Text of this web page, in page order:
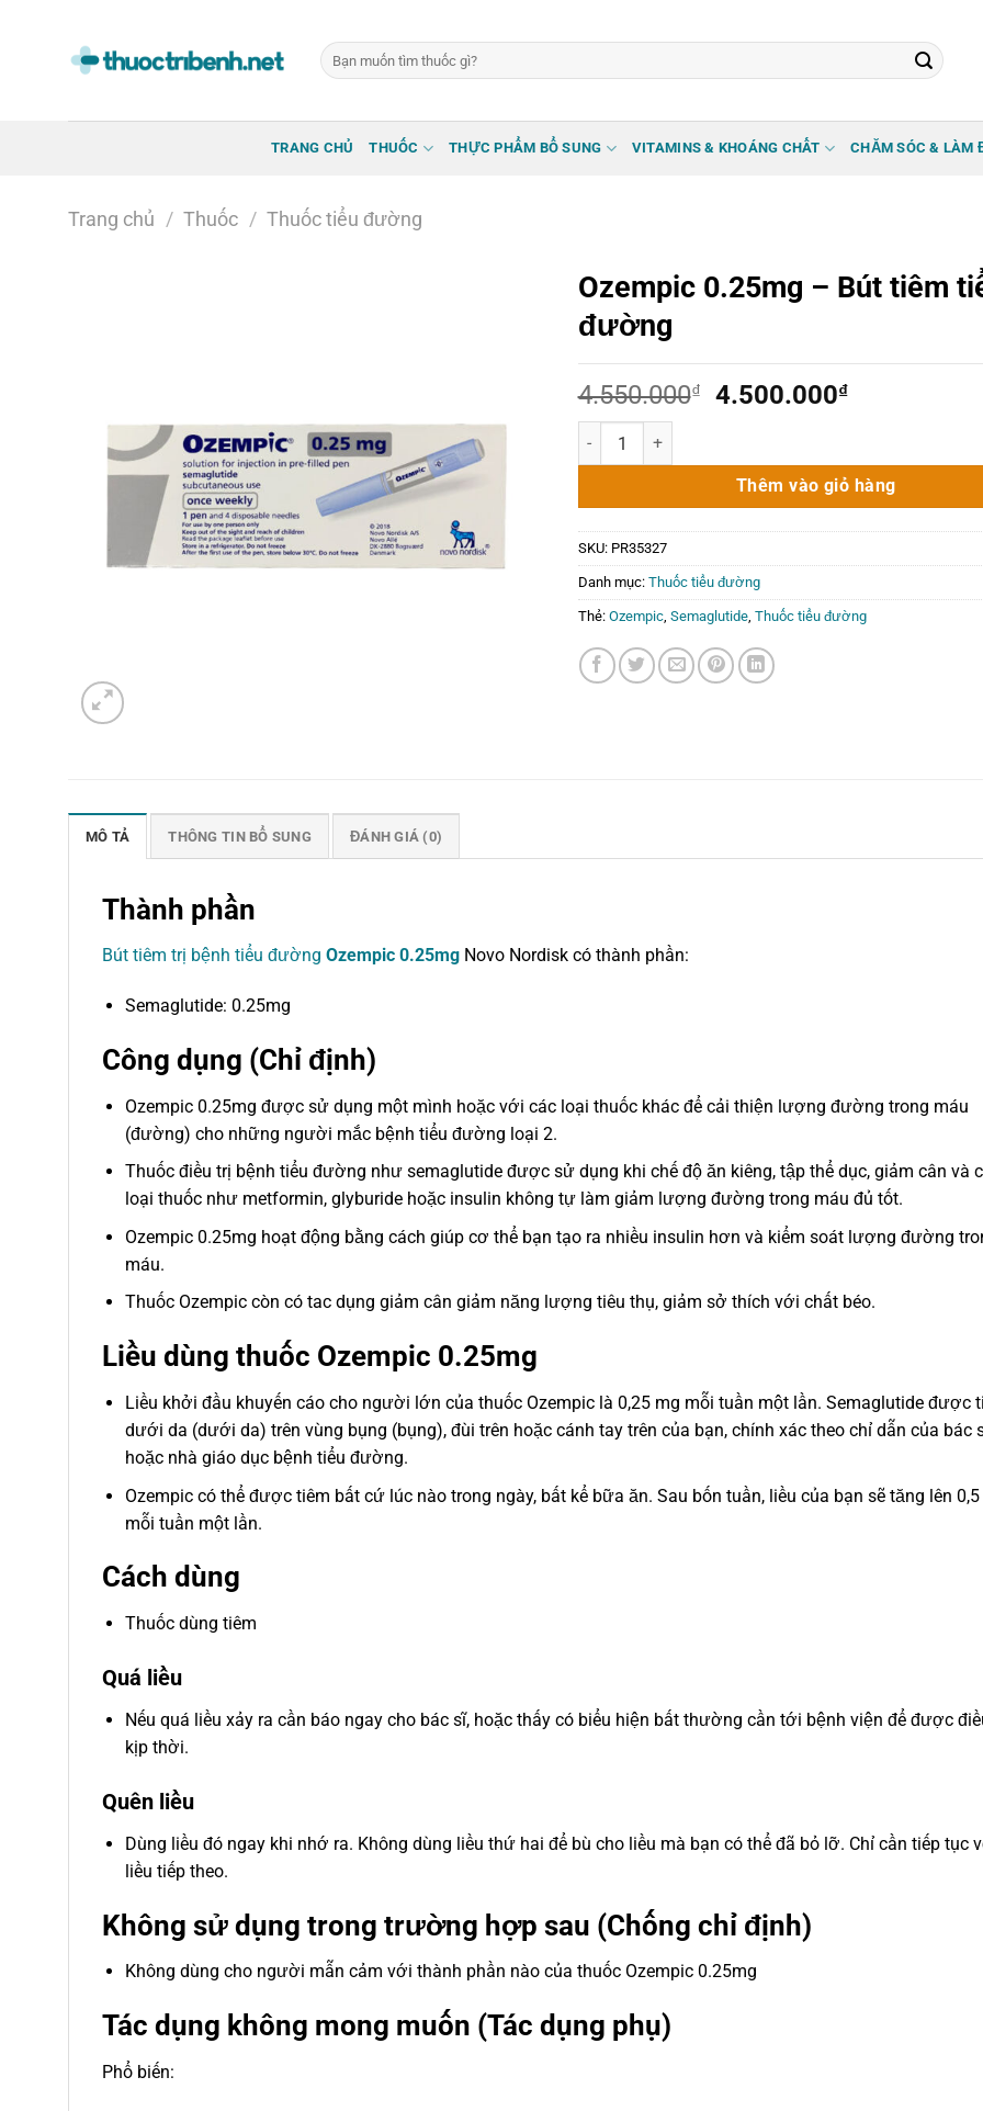
Tìm
kiếm:
TRANG CHỦ THUỐC THỰC PHẨM BỔ SUNG VITAMINS & KHOÁNG CHẤT CHĂM SÓC & LÀM
Trang chủ / Thuốc / Thuốc tiểu đường
Ozempic 0.25mg – Bút tiêm
đường
4.550.000₫
Giá
4.550.000₫.
4.500.000₫Giá
là:
4.500.000₫.
Ozempic 0.25mg – Bút tiêm tiểu đường số lượng
Thêm vào giỏ hàng
SKU: PR35327
Danh mục: Thuốc tiểu đường
Thẻ: Ozempic, Semaglutide, Thuốc tiểu đường
MÔ TẢ THÔNG TIN BỔ SUNG ĐÁNH GIÁ (0)
Thành phần
Bút tiêm trị bệnh tiểu đường Ozempic 0.25mg Novo Nordisk có thành phần:
Semaglutide: 0.25mg
Công dụng (Chỉ định)
Ozempic 0.25mg được sử dụng một mình hoặc với các loại thuốc khác để cải thiện lượng đường trong máu
(đường) cho những người mắc bệnh tiểu đường loại 2.
Thuốc điều trị bệnh tiểu đường như semaglutide được sử dụng khi chế độ ăn kiêng, tập thể dục, giảm cân và
loại thuốc như metformin, glyburide hoặc insulin không tự làm giảm lượng đường trong máu đủ tốt.
Ozempic 0.25mg hoạt động bằng cách giúp cơ thể bạn tạo ra nhiều insulin hơn và kiểm soát lượng đường
máu.
Thuốc Ozempic còn có tac dụng giảm cân giảm năng lượng tiêu thụ, giảm sở thích với chất béo.
Liều dùng thuốc Ozempic 0.25mg
Liều khởi đầu khuyến cáo cho người lớn của thuốc Ozempic là 0,25 mg mỗi tuần một lần. Semaglutide được
dưới da (dưới da) trên vùng bụng (bụng), đùi trên hoặc cánh tay trên của bạn, chính xác theo chỉ dẫn của bác
hoặc nhà giáo dục bệnh tiểu đường.
Ozempic có thể được tiêm bất cứ lúc nào trong ngày, bất kể bữa ăn. Sau bốn tuần, liều của bạn sẽ tăng lên 0,5
mỗi tuần một lần.
Cách dùng
Thuốc dùng tiêm
Quá liều
Nếu quá liều xảy ra cần báo ngay cho bác sĩ, hoặc thấy có biểu hiện bất thường cần tới bệnh viện để được
kịp thời.
Quên liều
Dùng liều đó ngay khi nhớ ra. Không dùng liều thứ hai để bù cho liều mà bạn có thể đã bỏ lỡ. Chỉ cần tiếp tục
liều tiếp theo.
Không sử dụng trong trường hợp sau (Chống chỉ định)
Không dùng cho người mẫn cảm với thành phần nào của thuốc Ozempic 0.25mg
Tác dụng không mong muốn (Tác dụng phụ)
Phổ biến: